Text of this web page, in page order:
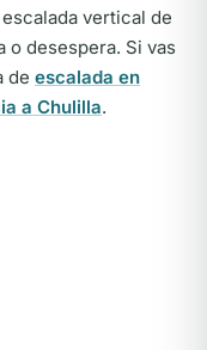
vertical de
o desespera. Si vas
de escalada en
a Chulilla.